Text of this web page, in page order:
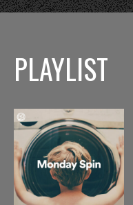
PLAYLIST